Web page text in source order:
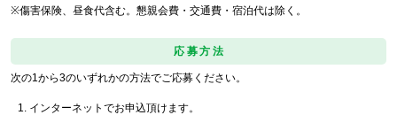
※傷害保険、昼食代含む。懇親会費・交通費・宿泊代は除く。
応募方法
次の1から3のいずれかの方法でご応募ください。
インターネットでお申込頂けます。